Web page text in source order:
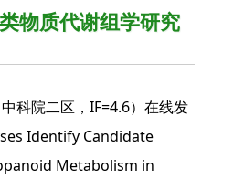
物质代谢组学研究
科院二区，IF=4.6）在线发
Identify Candidate
Metabolism in